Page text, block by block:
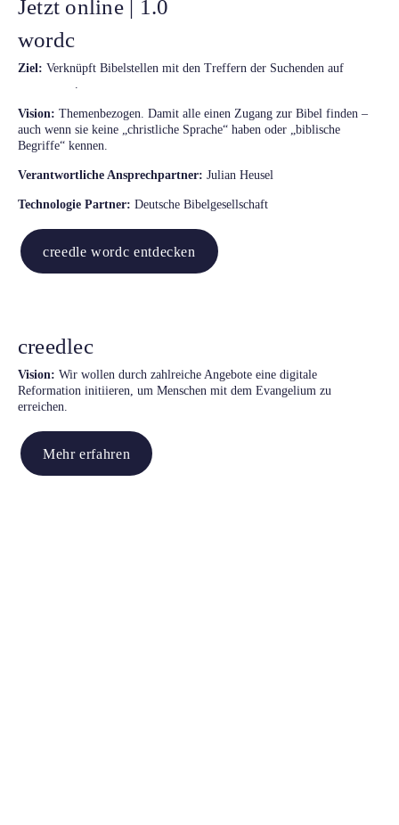
Jetzt online | 1.0
wordc
Ziel: Verknüpft Bibelstellen mit den Treffern der Suchenden auf
Vision: Themenbezogen. Damit alle einen Zugang zur Bibel finden –
auch wenn sie keine „christliche Sprache“ haben oder „biblische
Begriffe“ kennen.
Verantwortliche Ansprechpartner: Julian Heusel
Technologie Partner: Deutsche Bibelgesellschaft
creedle wordc entdecken
creedlec
Vision: Wir wollen durch zahlreiche Angebote eine digitale
Reformation initiieren, um Menschen mit dem Evangelium zu
erreichen.
Mehr erfahren